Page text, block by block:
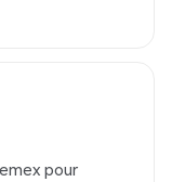
pour